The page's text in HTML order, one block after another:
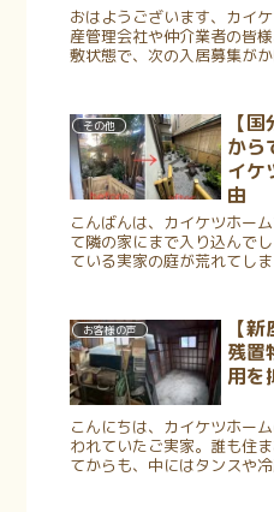
おはようございます、カイ
産管理会社や仲介業者の皆
敷状態で、次の入居募集が
物件に荷物が山積みで、内
その他
【
から
イケ
由
こんばんは、カイケツホー
て隣の家にまで入り込んで
ている実家の庭が荒れてし
いか分からない」 国分寺市
お客様の声
【
残置
用を
こんにちは、カイケツホー
われていたご実家。誰も住
てからも、中にはタンスや
物」が当時のまま残されて